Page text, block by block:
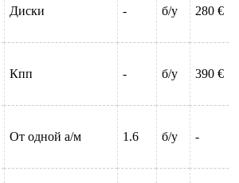
Диски - б/у 280 €
Кпп - б/у 390 €
От одной а/м 1.6 б/у -